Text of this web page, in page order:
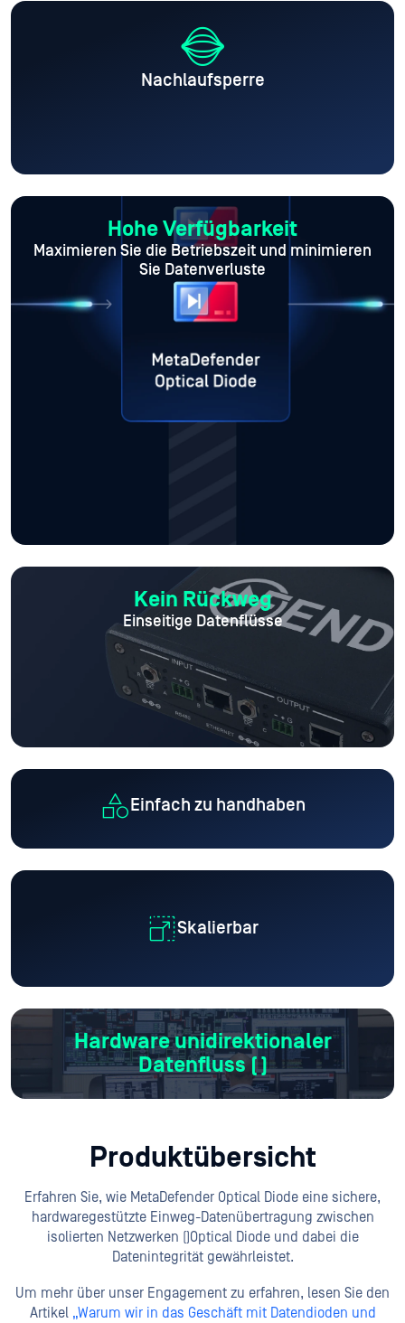
Nachlaufsperre
Hohe Verfügbarkeit
Maximieren Sie die Betriebszeit und minimieren
Sie Datenverluste
Kein Rückweg
Einseitige Datenflüsse
Einfach zu handhaben
Skalierbar
Hardware unidirektionaler
Datenfluss ()
Produktübersicht
Erfahren Sie, wie MetaDefender Optical Diode eine sichere,
hardwaregestützte Einweg-Datenübertragung zwischen
isolierten Netzwerken ()Optical Diode und dabei die
Datenintegrität gewährleistet.
Um mehr über unser Engagement zu erfahren, lesen Sie den
Artikel „Warum wir in das Geschäft mit Datendioden und